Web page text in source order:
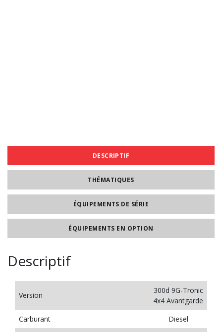
DESCRIPTIF
THÉMATIQUES
ÉQUIPEMENTS DE SÉRIE
ÉQUIPEMENTS EN OPTION
Descriptif
Version
300d 9G-Tronic
4x4 Avantgarde
Carburant
Diesel